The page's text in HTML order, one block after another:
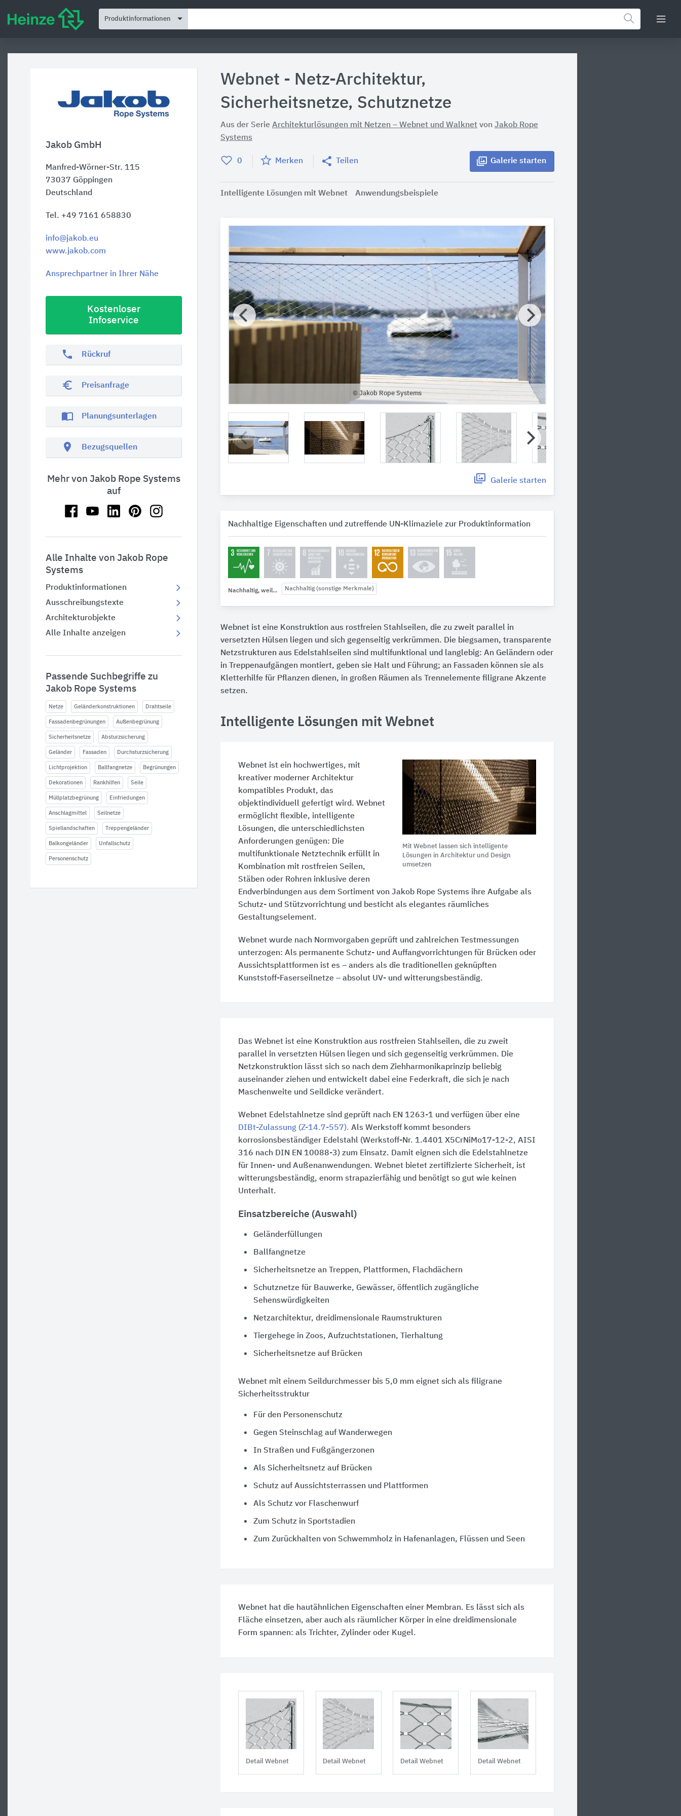
Produktinformationen
Jakob GmbH
Manfred-Wörner-Str. 115
73037 Göppingen
Deutschland
Tel. +49 7161 658830
info@jakob.eu
www.jakob.com
Ansprechpartner in Ihrer Nähe
Kostenloser
Infoservice
phone Rückruf
euro_symbol Preisanfrage
import_contacts Planungsunterlagen
location_on Bezugsquellen
Mehr von Jakob Rope Systems
auf
Alle Inhalte von Jakob Rope
Systems
Produktinformationen
Ausschreibungstexte
Architekturobjekte
Alle Inhalte anzeigen
Passende Suchbegriffe zu
Jakob Rope Systems
Netze Geländerkonstruktionen Drahtseile
Fassadenbegrünungen Außenbegrünung
Sicherheitsnetze Absturzsicherung
Geländer Fassaden Durchsturzsicherung
Lichtprojektion Ballfangnetze Begrünungen
Dekorationen Rankhilfen Seile
Müllplatzbegrünung Einfriedungen
Anschlagmittel Seilnetze
Spiellandschaften Treppengeländer
Balkongeländer Unfallschutz
Personenschutz
Webnet - Netz-Architektur,
Sicherheitsnetze, Schutznetze
Aus der Serie Architekturlösungen mit Netzen – Webnet und Walknet von Jakob Rope
Systems
0 Merken Teilen Galerie starten
Intelligente Lösungen mit Webnet Anwendungsbeispiele
© Jakob Rope Systems
Galerie starten
Nachhaltige Eigenschaften und zutreffende UN-Klimaziele zur Produktinformation
Nachhaltig, weil... Nachhaltig (sonstige Merkmale)
Webnet ist eine Konstruktion aus rostfreien Stahlseilen, die zu zweit parallel in
versetzten Hülsen liegen und sich gegenseitig verkrümmen. Die biegsamen, transparente
Netzstrukturen aus Edelstahlseilen sind multifunktional und langlebig: An Geländern oder
in Treppenaufgängen montiert, geben sie Halt und Führung; an Fassaden können sie als
Kletterhilfe für Pflanzen dienen, in großen Räumen als Trennelemente filigrane Akzente
setzen.
Intelligente Lösungen mit Webnet
Mit Webnet lassen sich intelligente
Lösungen in Architektur und Design
umsetzen
Webnet ist ein hochwertiges, mit
kreativer moderner Architektur
kompatibles Produkt, das
objektindividuell gefertigt wird. Webnet
ermöglicht flexible, intelligente
Lösungen, die unterschiedlichsten
Anforderungen genügen: Die
multifunktionale Netztechnik erfüllt in
Kombination mit rostfreien Seilen,
Stäben oder Rohren inklusive deren
Endverbindungen aus dem Sortiment von Jakob Rope Systems ihre Aufgabe als
Schutz- und Stützvorrichtung und besticht als elegantes räumliches
Gestaltungselement.
Webnet wurde nach Normvorgaben geprüft und zahlreichen Testmessungen
unterzogen: Als permanente Schutz- und Auffangvorrichtungen für Brücken oder
Aussichtsplattformen ist es – anders als die traditionellen geknüpften
Kunststoff-Faserseilnetze – absolut UV- und witterungsbeständig.
Das Webnet ist eine Konstruktion aus rostfreien Stahlseilen, die zu zweit
parallel in versetzten Hülsen liegen und sich gegenseitig verkrümmen. Die
Netzkonstruktion lässt sich so nach dem Ziehharmonikaprinzip beliebig
auseinander ziehen und entwickelt dabei eine Federkraft, die sich je nach
Maschenweite und Seildicke verändert.
Webnet Edelstahlnetze sind geprüft nach EN 1263-1 und verfügen über eine
DIBt-Zulassung (Z-14.7-557). Als Werkstoff kommt besonders
korrosionsbeständiger Edelstahl (Werkstoff-Nr. 1.4401 X5CrNiMo17-12-2, AISI
316 nach DIN EN 10088-3) zum Einsatz. Damit eignen sich die Edelstahlnetze
für Innen- und Außenanwendungen. Webnet bietet zertifizierte Sicherheit, ist
witterungsbeständig, enorm strapazierfähig und benötigt so gut wie keinen
Unterhalt.
Einsatzbereiche (Auswahl)
Geländerfüllungen
Ballfangnetze
Sicherheitsnetze an Treppen, Plattformen, Flachdächern
Schutznetze für Bauwerke, Gewässer, öffentlich zugängliche
Sehenswürdigkeiten
Netzarchitektur, dreidimensionale Raumstrukturen
Tiergehege in Zoos, Aufzuchtstationen, Tierhaltung
Sicherheitsnetze auf Brücken
Webnet mit einem Seildurchmesser bis 5,0 mm eignet sich als filigrane
Sicherheitsstruktur
Für den Personenschutz
Gegen Steinschlag auf Wanderwegen
In Straßen und Fußgängerzonen
Als Sicherheitsnetz auf Brücken
Schutz auf Aussichtsterrassen und Plattformen
Als Schutz vor Flaschenwurf
Zum Schutz in Sportstadien
Zum Zurückhalten von Schwemmholz in Hafenanlagen, Flüssen und Seen
Webnet hat die hautähnlichen Eigenschaften einer Membran. Es lässt sich als
Fläche einsetzen, aber auch als räumlicher Körper in eine dreidimensionale
Form spannen: als Trichter, Zylinder oder Kugel.
Detail Webnet Detail Webnet Detail Webnet Detail Webnet